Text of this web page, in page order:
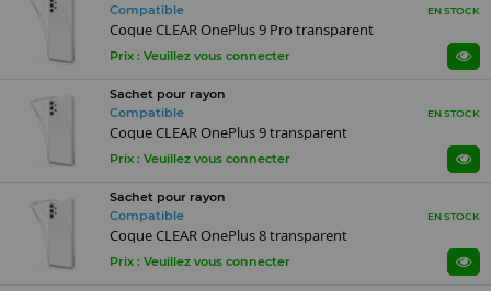
Compatible
EN STOCK
Coque CLEAR OnePlus 9 Pro transparent
Prix : Veuillez vous connecter
Sachet pour rayon
Compatible
EN STOCK
Coque CLEAR OnePlus 9 transparent
Prix : Veuillez vous connecter
Sachet pour rayon
Compatible
EN STOCK
Coque CLEAR OnePlus 8 transparent
Prix : Veuillez vous connecter